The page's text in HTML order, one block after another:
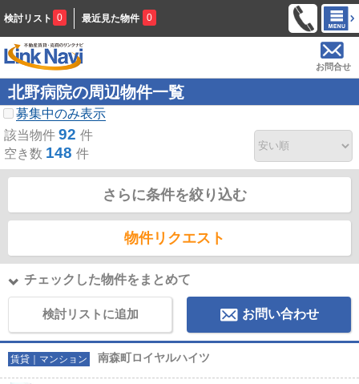
検討リスト 0 最近見た物件 0
お問合せ
北野病院の周辺物件一覧
募集中のみ表示
該当物件 92 件
空き数 148 件
さらに条件を絞り込む
物件リクエスト
チェックした物件をまとめて
検討リストに追加 お問い合わせ
賃貸｜マンション 南森町ロイヤルハイツ